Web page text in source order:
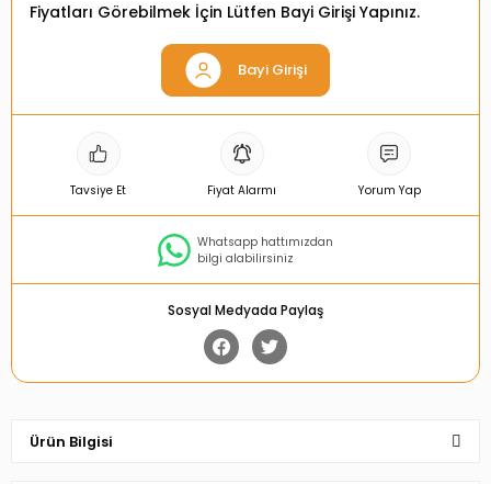
Fiyatları Görebilmek İçin Lütfen Bayi Girişi Yapınız.
Bayi Girişi
Tavsiye Et Fiyat Alarmı Yorum Yap
Whatsapp hattımızdan
bilgi alabilirsiniz
Sosyal Medyada Paylaş
Ürün Bilgisi